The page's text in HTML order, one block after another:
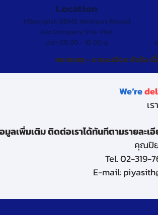
Location
Mövenpick BDMS Wellness Resort
และ Company Site Visit
เวลา 09.00 - 16.00 น.
หมายเหตุ – รายละเอียด หัวข้อ
We’re
เ
ลเพิ่มเติม ติดต่อเราได้ทันทีตามรายละเ
คุณปิ
Tel. 02-319-
E-mail: